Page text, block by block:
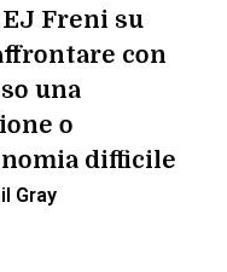
Freni su
con
una
o
difficile
Gray